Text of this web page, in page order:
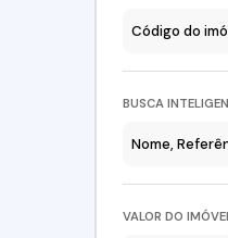
BUSCA
VALOR DO